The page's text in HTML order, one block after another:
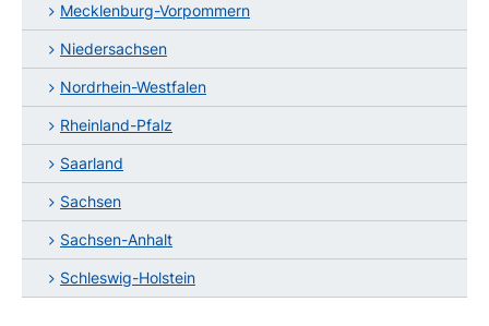
Mecklenburg-Vorpommern
Niedersachsen
Nordrhein-Westfalen
Rheinland-Pfalz
Saarland
Sachsen
Sachsen-Anhalt
Schleswig-Holstein